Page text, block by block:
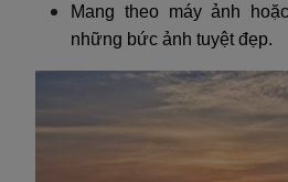
Mang theo máy ảnh
những bức ảnh tuyệt đẹp.